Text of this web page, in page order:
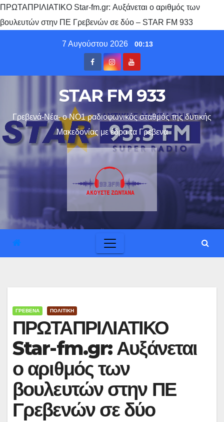
ΠΡΩΤΑΠΡΙΛΙΑΤΙΚΟ Star-fm.gr: Αυξάνεται ο αριθμός των
βουλευτών στην ΠΕ Γρεβενών σε δύο – STAR FM 933
7 Αυγούστου 2026 00:13
STAR FM 933
Γρεβενά-Νέα- ο ΝΟ1 ραδιοφωνικός σταθμός της δυτικής
Μακεδονίας με έδρα τα Γρεβενα
ΓΡΕΒΕΝΑ ΠΟΛΙΤΙΚΗ
ΠΡΩΤΑΠΡΙΛΙΑΤΙΚΟ
Star-fm.gr: Αυξάνεται
ο αριθμός των
βουλευτών στην ΠΕ
Γρεβενών σε δύο